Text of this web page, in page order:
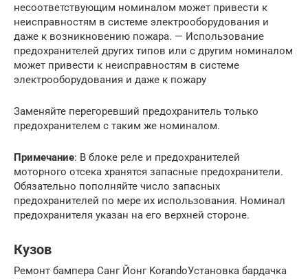
несоответствующим номиналом может привести к
неисправностям в системе электрооборудования и
даже к возникновению пожара. — Использование
предохранителей других типов или с другим номиналом
может привести к неисправностям в системе
электрооборудования и даже к пожару
Заменяйте перегоревший предохранитель только
предохранителем с таким же номиналом.
Примечание: В блоке реле и предохранителей
моторного отсека хранятся запасные предохранители.
Обязательно пополняйте число запасных
предохранителей по мере их использования. Номинал
предохранителя указан на его верхней стороне.
Кузов
Ремонт бампера Санг Йонг KorandoУстановка бардачка